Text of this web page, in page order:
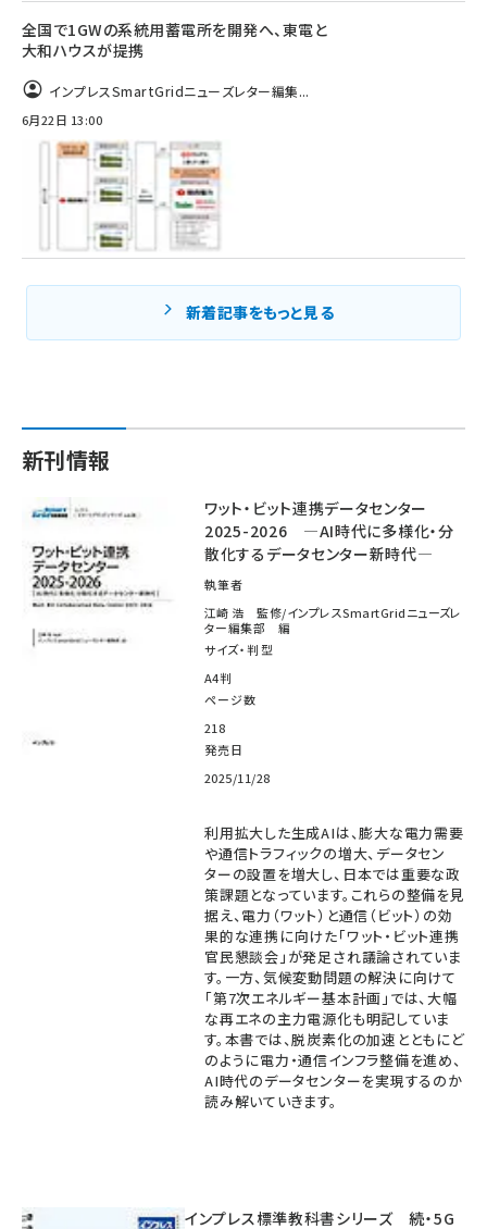
全国で1GWの系統用蓄電所を開発へ、東電と
大和ハウスが提携
インプレスSmartGridニューズレター編集...
6月22日 13:00
新着記事をもっと見る
新刊情報
ワット・ビット連携データセンター
2025-2026 ―AI時代に多様化・分
散化するデータセンター新時代―
執筆者
江崎 浩 監修/インプレスSmartGridニューズレ
ター編集部 編
サイズ・判型
A4判
ページ数
218
発売日
2025/11/28
利用拡大した生成AIは、膨大な電力需要
や通信トラフィックの増大、データセン
ターの設置を増大し、日本では重要な政
策課題となっています。これらの整備を見
据え、電力（ワット）と通信（ビット）の効
果的な連携に向けた「ワット・ビット連携
官民懇談会」が発足され議論されていま
す。一方、気候変動問題の解決に向けて
「第7次エネルギー基本計画」では、大幅
な再エネの主力電源化も明記していま
す。本書では、脱炭素化の加速とともにど
のように電力・通信インフラ整備を進め、
AI時代のデータセンターを実現するのか
読み解いていきます。
インプレス標準教科書シリーズ 続・5G